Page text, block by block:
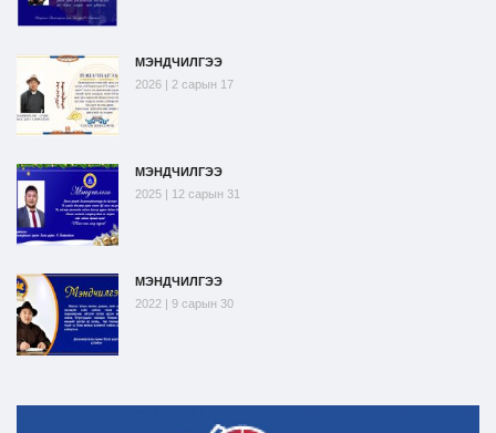
МЭНДЧИЛГЭЭ
2026 | 2 сарын 17
МЭНДЧИЛГЭЭ
2025 | 12 сарын 31
МЭНДЧИЛГЭЭ
2022 | 9 сарын 30